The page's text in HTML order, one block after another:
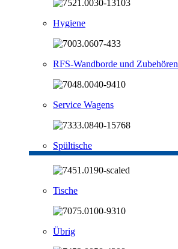
Hygiene
RFS-Wandborde und Zubehören
Service Wagens
Spültische
Tische
Übrig